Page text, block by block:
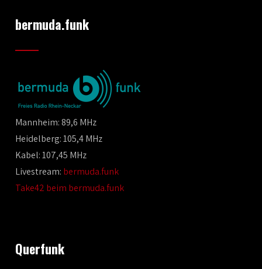
bermuda.funk
Mannheim: 89,6 MHz
Heidelberg: 105,4 MHz
Kabel: 107,45 MHz
Livestream: bermuda.funk
Take42 beim bermuda.funk
Querfunk